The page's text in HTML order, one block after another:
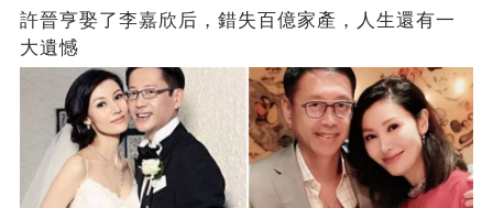
許晉亨娶了李嘉欣后，錯失百億家產，人生還有一
大遺憾